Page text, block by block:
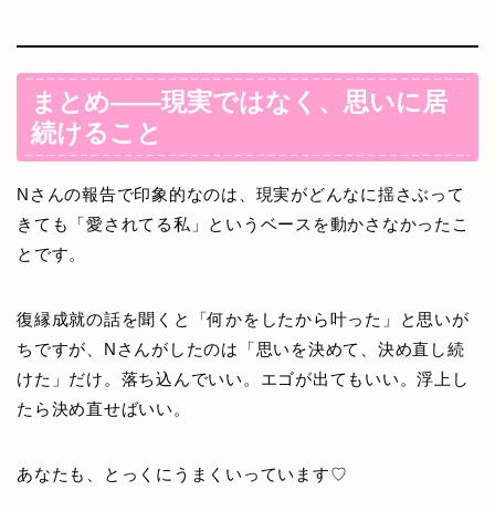
まとめ——現実ではなく、思いに居
続けること
Nさんの報告で印象的なのは、現実がどんなに揺さぶって
きても「愛されてる私」というベースを動かさなかったこ
とです。
復縁成就の話を聞くと「何かをしたから叶った」と思いが
ちですが、Nさんがしたのは「思いを決めて、決め直し続
けた」だけ。落ち込んでいい。エゴが出てもいい。浮上し
たら決め直せばいい。
あなたも、とっくにうまくいっています♡